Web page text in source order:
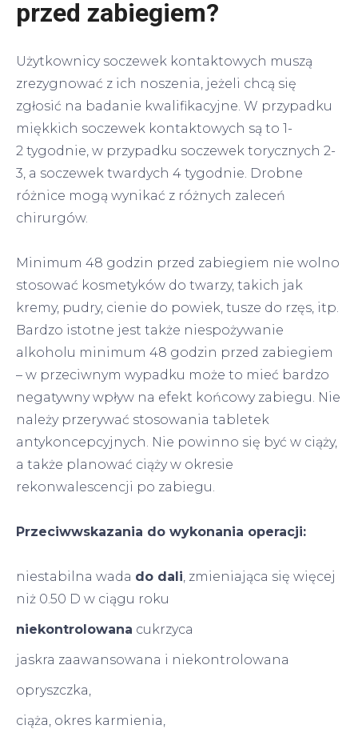
przed zabiegiem?
Użytkownicy soczewek kontaktowych muszą
zrezygnować z ich noszenia, jeżeli chcą się
zgłosić na badanie kwalifikacyjne. W przypadku
miękkich soczewek kontaktowych są to 1-
2 tygodnie, w przypadku soczewek torycznych 2-
3, a soczewek twardych 4 tygodnie. Drobne
różnice mogą wynikać z różnych zaleceń
chirurgów.
Minimum 48 godzin przed zabiegiem nie wolno
stosować kosmetyków do twarzy, takich jak
kremy, pudry, cienie do powiek, tusze do rzęs, itp.
Bardzo istotne jest także niespożywanie
alkoholu minimum 48 godzin przed zabiegiem
– w przeciwnym wypadku może to mieć bardzo
negatywny wpływ na efekt końcowy zabiegu. Nie
należy przerywać stosowania tabletek
antykoncepcyjnych. Nie powinno się być w ciąży,
a także planować ciąży w okresie
rekonwalescencji po zabiegu.
Przeciwwskazania do wykonania operacji:
niestabilna wada do dali, zmieniająca się więcej
niż 0.50 D w ciągu roku
niekontrolowana cukrzyca
jaskra zaawansowana i niekontrolowana
opryszczka,
ciąża, okres karmienia,